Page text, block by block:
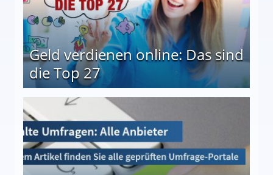
Geld verdienen online: Das sind
die Top 27